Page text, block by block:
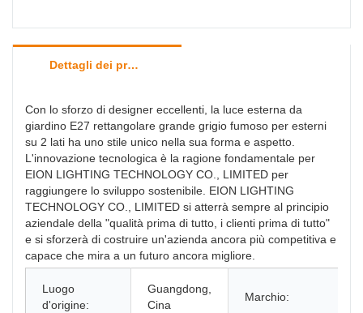
Dettagli dei prodotti
Con lo sforzo di designer eccellenti, la luce esterna da
giardino E27 rettangolare grande grigio fumoso per esterni
su 2 lati ha uno stile unico nella sua forma e aspetto.
L'innovazione tecnologica è la ragione fondamentale per
EION LIGHTING TECHNOLOGY CO., LIMITED per
raggiungere lo sviluppo sostenibile. EION LIGHTING
TECHNOLOGY CO., LIMITED si atterrà sempre al principio
aziendale della "qualità prima di tutto, i clienti prima di tutto"
e si sforzerà di costruire un'azienda ancora più competitiva e
capace che mira a un futuro ancora migliore.
Luogo
d'origine:
Guangdong,
Cina
Marchio: